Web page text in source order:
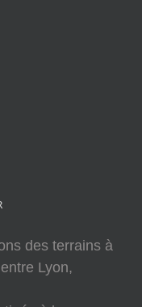
des terrains à
Lyon,